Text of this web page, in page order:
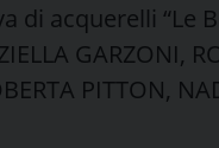
di acquerelli “Le
GARZONI,
PITTON,